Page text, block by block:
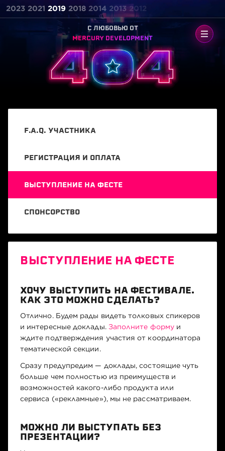
2023 2021 2019 2018 2014 2013 2012
C ЛЮБОВЬЮ ОТ
MERCURY DEVELOPMENT
F.A.Q. УЧАСТНИКА
РЕГИСТРАЦИЯ И ОПЛАТА
ВЫСТУПЛЕНИЕ НА ФЕСТЕ
СПОНСОРСТВО
ВЫСТУПЛЕНИЕ НА ФЕСТЕ
ХОЧУ ВЫСТУПИТЬ НА ФЕСТИВАЛЕ.
КАК ЭТО МОЖНО СДЕЛАТЬ?
Отлично. Будем рады видеть толковых спикеров
и интересные доклады. Заполните формуи
ждите подтверждения участия от координатора
тематической секции.
Сразу предупредим — доклады, состоящие чуть
больше чем полностью из преимуществ и
возможностей какого-либо продукта или
сервиса («рекламные»), мы не рассматриваем.
МОЖНО ЛИ ВЫСТУПАТЬ БЕЗ
ПРЕЗЕНТАЦИИ?